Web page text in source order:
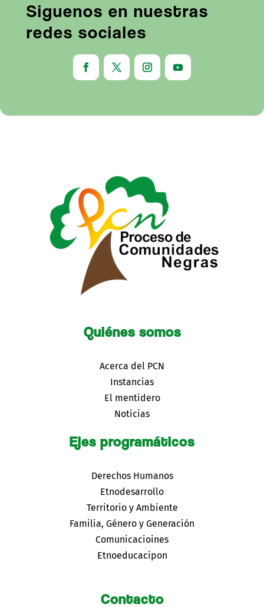
Siguenos en nuestras
redes sociales
Quiénes somos
Acerca del PCN
Instancias
El mentidero
Noticias
Ejes programáticos
Derechos Humanos
Etnodesarrollo
Territorio y Ambiente
Familia, Género y Generación
Comunicacioines
Etnoeducacipon
Contacto